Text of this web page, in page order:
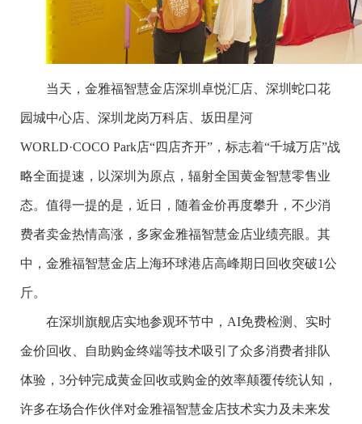
当天，金雅福智慧金店深圳卓悦汇店、深圳蛇口花
园城中心店、深圳龙岗万科店、坂田星河
WORLD·COCO Park店“四店齐开”，标志着“千城万店”战
略全面提速，以深圳为原点，辐射全国黄金智慧零售业
态。值得一提的是，近日，随着金价再度攀升，不少消
费者卖金热情高涨，多家金雅福智慧金店业绩亮眼。其
中，金雅福智慧金店上海环球港店高峰期日回收突破1公
斤。
在深圳旗舰店实地参观环节中，AI免费检测、实时
金价回收、自助购金终端等技术吸引了众多消费者排队
体验，3分钟完成黄金回收或购金的效率颠覆传统认知，
许多在场合作伙伴对金雅福智慧金店技术实力及未来发